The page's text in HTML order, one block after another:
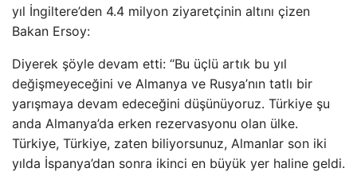
yıl İngiltere’den 4.4 milyon ziyaretçinin altını çizen
Bakan Ersoy:
Diyerek şöyle devam etti: “Bu üçlü artık bu yıl
değişmeyeceğini ve Almanya ve Rusya’nın tatlı bir
yarışmaya devam edeceğini düşünüyoruz. Türkiye şu
anda Almanya’da erken rezervasyonu olan ülke.
Türkiye, Türkiye, zaten biliyorsunuz, Almanlar son iki
yılda İspanya’dan sonra ikinci en büyük yer haline geldi.